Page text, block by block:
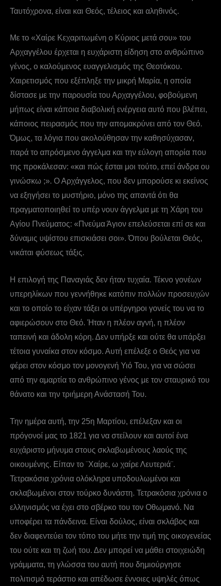
Ταυτόχρονα, είναι και Θεός, τέλειος και αληθινός.
Με το «Χαίρε Κεχαριτωμένη ο Κύριος μετά σου» του
Αρχαγγέλου έρχεται η ευχάριστη είδηση στο ανθρώπινο
γένος, ο καλούμενος ευαγγελισμός της Θεοτόκου.
Χαιρετισμός που εξέπληξε την μικρή Μαρία, η οποία
δίστασε με την παρουσία του Αρχαγγέλου, φοβούμενη
μήπως είναι κάποια διαβολική ενέργεια αυτό που βλέπει,
κάποιος πειρασμός που την απομακρύνει από τον Θεό.
Όμως, τα λόγια που ακολούθησαν την καθησύχασαν,
παρά το απρόσμενο άγγελμα και την εύλογη απορία που
της προκάλεσαν: «και πώς έσται μοι τούτο, επεί άνδρα ου
γινώσκω ;». Ο Αρχάγγελος, που δεν μπορούσε κι εκείνος
να εξηγήσει το μυστήριο, μόνο της απαντά ότι θα
πραγματοποιηθεί το υπέρ νουν άγγελμα με τη Χάρη του
Αγίου Πνεύματος: «Πνεύμα Άγιον επελεύσεται επί σε και
δύναμις υψίστου επισκιάσει σοι». Όπου βούλεται Θεός,
νικάται φύσεως τάξις.
Η επιλογή της Παναγιάς δεν ήταν τυχαία. Τέκνο γονέων
υπερηλίκων που γεννήθηκε κατόπιν πολλών προσευχών
και το οποίο το είχαν τάξει οι υπέργηροι γονείς του να το
αφιερώσουν στο Θεό. Ήταν η πλέον αγνή, η πλέον
ταπεινή και άδολη κόρη. Δεν υπήρξε και ούτε θα υπάρξει
τέτοια γυναίκα στον κόσμο. Αυτή επέλεξε ο Θεός για να
φέρει στον κόσμο τον μονογενή Υιό Του, για να σώσει
από την αμαρτία το ανθρώπινο γένος με τον σταυρικό του
θάνατο και την τριήμερη Ανάστασή Του.
Την ημέρα αυτή, την 25η Μαρτίου, επέλεξαν και οι
πρόγονοί μας το 1821 για να στείλουν και αυτοί ένα
ευχάριστο μήνυμα στους σκλαβωμένους λαούς της
οικουμένης. Είπαν το ¨Χαίρε, ω χαίρε Λευτεριά¨.
Τετρακόσια χρόνια ολόκληρα υποδουλωμένοι και
σκλαβωμένοι στον τούρκο δυνάστη. Τετρακόσια χρόνια ο
ελληνισμός να έχει στο σβέρκο του τον Οθωμανό. Να
υποφέρει τα πάνδεινα. Είναι δούλος, είναι σκλάβος και
δεν διαφεντεύει τον τόπο του μήτε την τιμή της οικογενείας
του ούτε και τη ζωή του. Δεν μπορεί να μάθει στοιχειώδη
γράμματα, τη γλώσσα του αυτή που δημιούργησε
πολιτισμό τεράστιο και απέδωσε έννοιες υψηλές όπως